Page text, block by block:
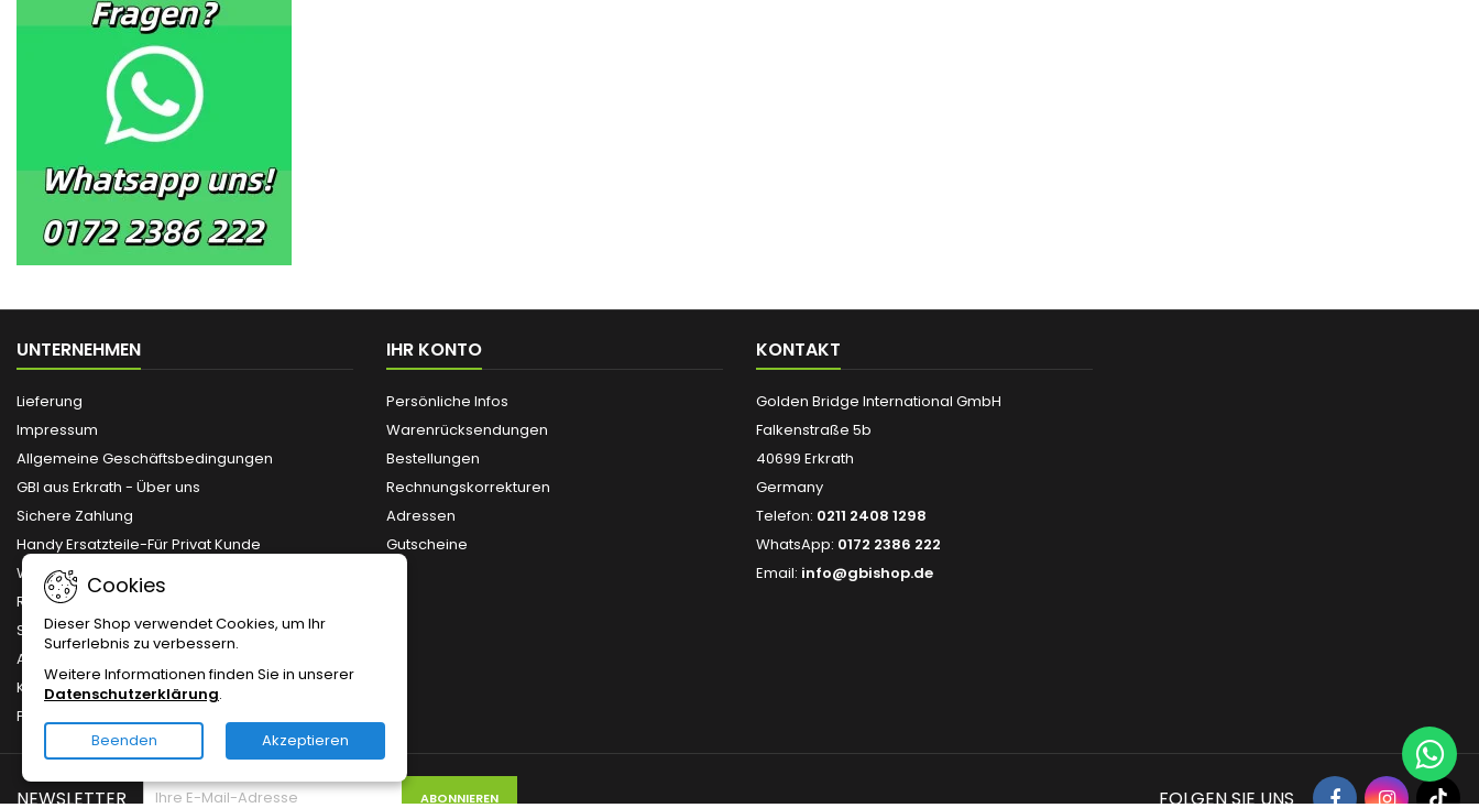
UNTERNEHMEN
Lieferung
Impressum
Allgemeine Geschäftsbedingungen
GBI aus Erkrath - Über uns
Sichere Zahlung
Handy Ersatzteile-Für Privat Kunde
Widerruf / Rückgabe / Austausch /
Reklamation
Sitemap
Anmelden
Kontakt
Preislisten-Download
IHR KONTO
Persönliche Infos
Warenrücksendungen
Bestellungen
Rechnungskorrekturen
Adressen
Gutscheine
KONTAKT
Golden Bridge International GmbH
Falkenstraße 5b
40699 Erkrath
Germany
Telefon: 0211 2408 1298
WhatsApp: 0172 2386 222
Email: info@gbishop.de
Cookies
Dieser Shop verwendet Cookies, um Ihr
Surferlebnis zu verbessern.
Weitere Informationen finden Sie in unserer
Datenschutzerklärung.
Beenden Akzeptieren
NEWSLETTER FOLGEN SIE UNS